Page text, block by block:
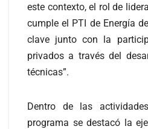
este contexto, el rol de
cumple el PTI de Energía
clave junto con la
privados a través del
técnicas”.
Dentro de las
programa se destacó la